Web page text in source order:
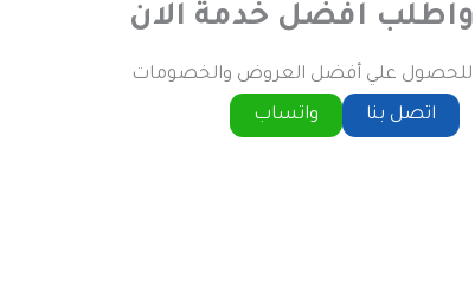
افضل خدمة الان
للحصول علي أفضل العروض والخصومات
اتصل بنا
واتساب